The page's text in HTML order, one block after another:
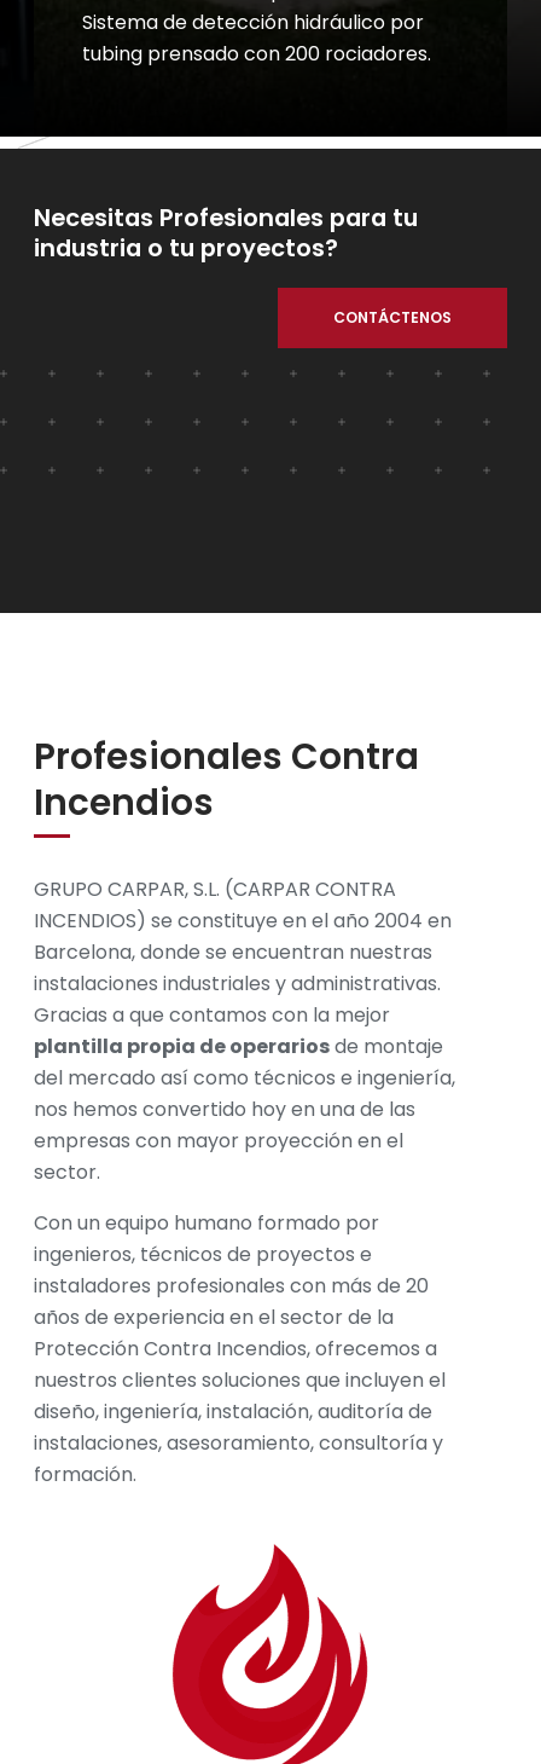
Sistema de detección hidráulico por
tubing prensado con 200 rociadores.
Necesitas Profesionales para tu
industria o tu proyectos?
CONTÁCTENOS
Profesionales Contra
Incendios
GRUPO CARPAR, S.L. (CARPAR CONTRA
INCENDIOS) se constituye en el año 2004 en
Barcelona, donde se encuentran nuestras
instalaciones industriales y administrativas.
Gracias a que contamos con la mejor
plantilla propia de operariosde montaje
del mercado así como técnicos e ingeniería,
nos hemos convertido hoy en una de las
empresas con mayor proyección en el
sector.
Con un equipo humano formado por
ingenieros, técnicos de proyectos e
instaladores profesionales con más de 20
años de experiencia en el sector de la
Protección Contra Incendios, ofrecemos a
nuestros clientes soluciones que incluyen el
diseño, ingeniería, instalación, auditoría de
instalaciones, asesoramiento, consultoría y
formación.